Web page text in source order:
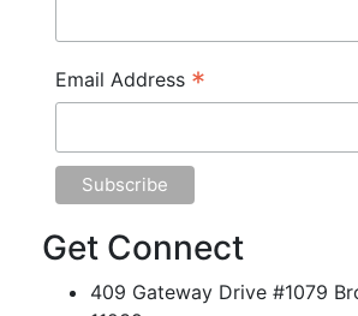
Email Address *
Get Connect
409 Gateway Drive #1079